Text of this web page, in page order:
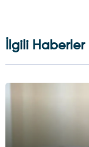
İlgili Haberler